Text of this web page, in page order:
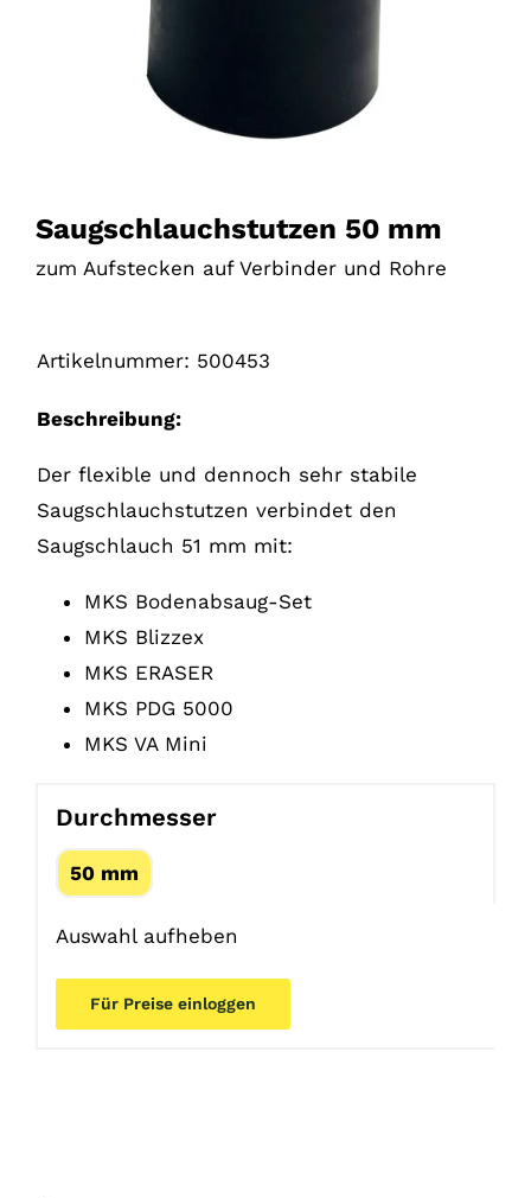
Saugschlauchstutzen 50 mm
zum Aufstecken auf Verbinder und Rohre
Artikelnummer: 500453
Beschreibung:
Der flexible und dennoch sehr stabile
Saugschlauchstutzen verbindet den
Saugschlauch 51 mm mit:
MKS Bodenabsaug-Set
MKS Blizzex
MKS ERASER
MKS PDG 5000
MKS VA Mini
Durchmesser
50 mm
Auswahl aufheben
Für Preise einloggen